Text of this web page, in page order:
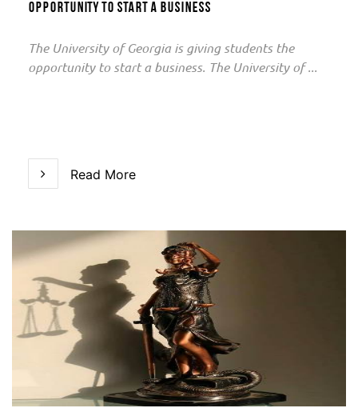
opportunity to start a business
The University of Georgia is giving students the
opportunity to start a business. The University of ...
Read More
Read More